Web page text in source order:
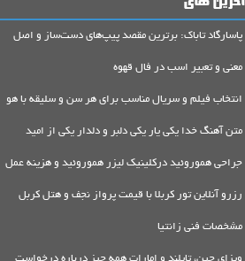
آخرین های
پاسارگاد تاباک: برترین مقصد پیپ‌های دست‌ساز و اصل
معنی و تعبیر اسب در فال قهوه
انتخاب فیلم و سریال مناسب برای هر سن و سلیقه با هو
متن آهنگ خدا یکی یار یکی دلبر و دلدار یکی از امید
جراحی هموروئید درکلینیک لیزر هموروئید و هزینه عمل
رزرو آنلاین تور کربلا با قیمت پرواز نجف و هتل کربل
مشخصات فنی زانتیا